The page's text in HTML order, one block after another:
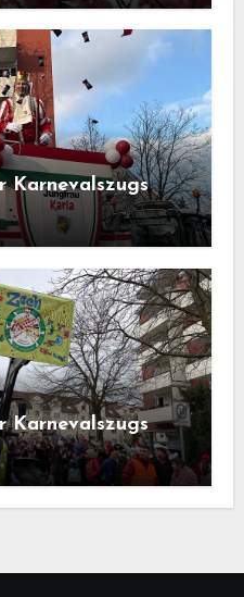
Karnevalszugs
Karnevalszugs